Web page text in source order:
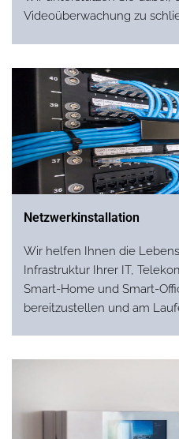
Videoüberwachung zu
Netzwerkinstallation
Wir helfen Ihnen die
Infrastruktur Ihrer IT,
Smart-Home und Smart-
bereitzustellen und am